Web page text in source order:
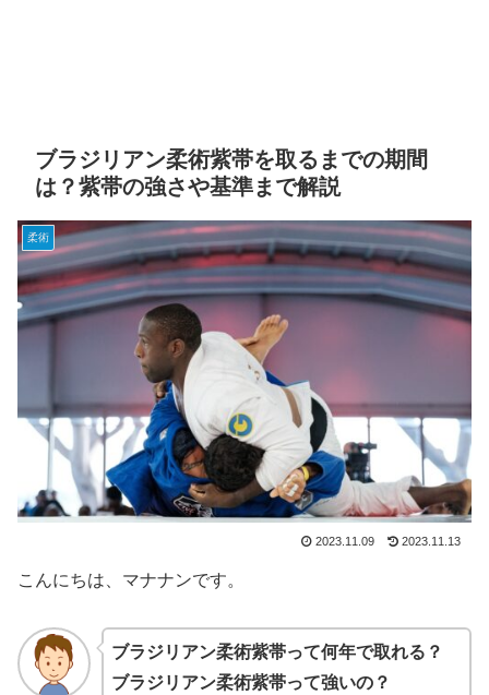
ブラジリアン柔術紫帯を取るまでの期間
は？紫帯の強さや基準まで解説
柔術
2023.11.09 2023.11.13
こんにちは、マナナンです。
ブラジリアン柔術紫帯って何年で取れる？
ブラジリアン柔術紫帯って強いの？